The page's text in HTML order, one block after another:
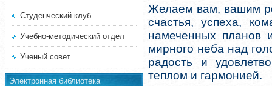
Студенческий клуб
Учебно-методический отдел
Ученый совет
Электронная библиотека
Желаем вам, вашим
счастья, успеха,
намеченных планов
мирного неба над
радость и
теплом и гармонией.